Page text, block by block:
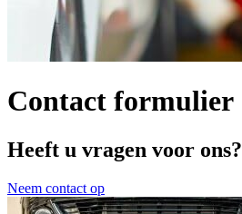
Contact formulier
Heeft u vragen voor ons?
Neem contact op